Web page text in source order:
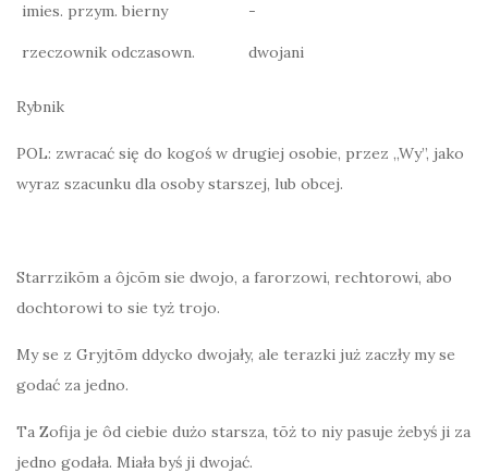
imies. przym. bierny -
rzeczownik odczasown. dwojani
Rybnik
POL: zwracać się do kogoś w drugiej osobie, przez „Wy”, jako
wyraz szacunku dla osoby starszej, lub obcej.
Starrzikōm a ôjcōm sie dwojo, a farorzowi, rechtorowi, abo
dochtorowi to sie tyż trojo.
My se z Gryjtōm ddycko dwojały, ale terazki już zaczły my se
godać za jedno.
Ta Zofija je ôd ciebie dużo starsza, tōż to niy pasuje żebyś ji za
jedno godała. Miała byś ji dwojać.